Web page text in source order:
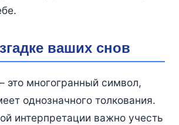
ваших снов
это многогранный символ,
однозначного толкования.
интерпретации важно учесть